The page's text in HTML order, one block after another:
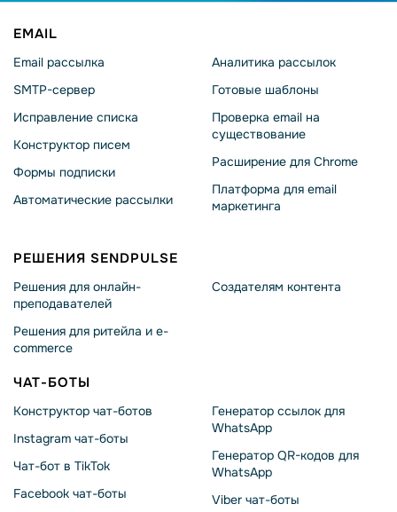
EMAIL
Email рассылка
SMTP-сервер
Исправление списка
Конструктор писем
Формы подписки
Автоматические рассылки
Аналитика рассылок
Готовые шаблоны
Проверка email на
существование
Расширение для Chrome
Платформа для email
маркетинга
РЕШЕНИЯ SENDPULSE
Решения для онлайн-
преподавателей
Решения для ритейла и e-
commerce
Создателям контента
ЧАТ-БОТЫ
Конструктор чат-ботов
Instagram чат-боты
Чат-бот в TikTok
Facebook чат-боты
Генератор ссылок для
WhatsApp
Генератор QR-кодов для
WhatsApp
Viber чат-боты